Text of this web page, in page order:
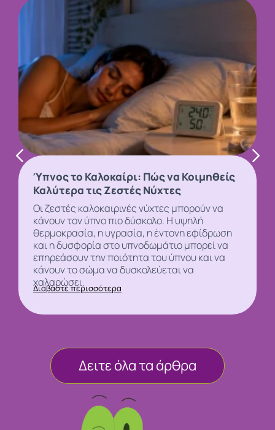
Ύπνος το Καλοκαίρι: Πώς να Κοιμηθείς
Καλύτερα τις Ζεστές Νύχτες
Οι ζεστές καλοκαιρινές νύχτες μπορούν να
κάνουν τονύπνοπιο δύσκολο. Η υψηλή
θερμοκρασία, η υγρασία, η έντονη εφίδρωση
και η δυσφορία στο υπνοδωμάτιο μπορεί να
επηρεάσουν την ποιότητα του ύπνου και να
κάνουν το σώμα να δυσκολεύεται να
χαλαρώσει.
Διαβάστε περισσότερα
Δειτε όλα τα άρθρα